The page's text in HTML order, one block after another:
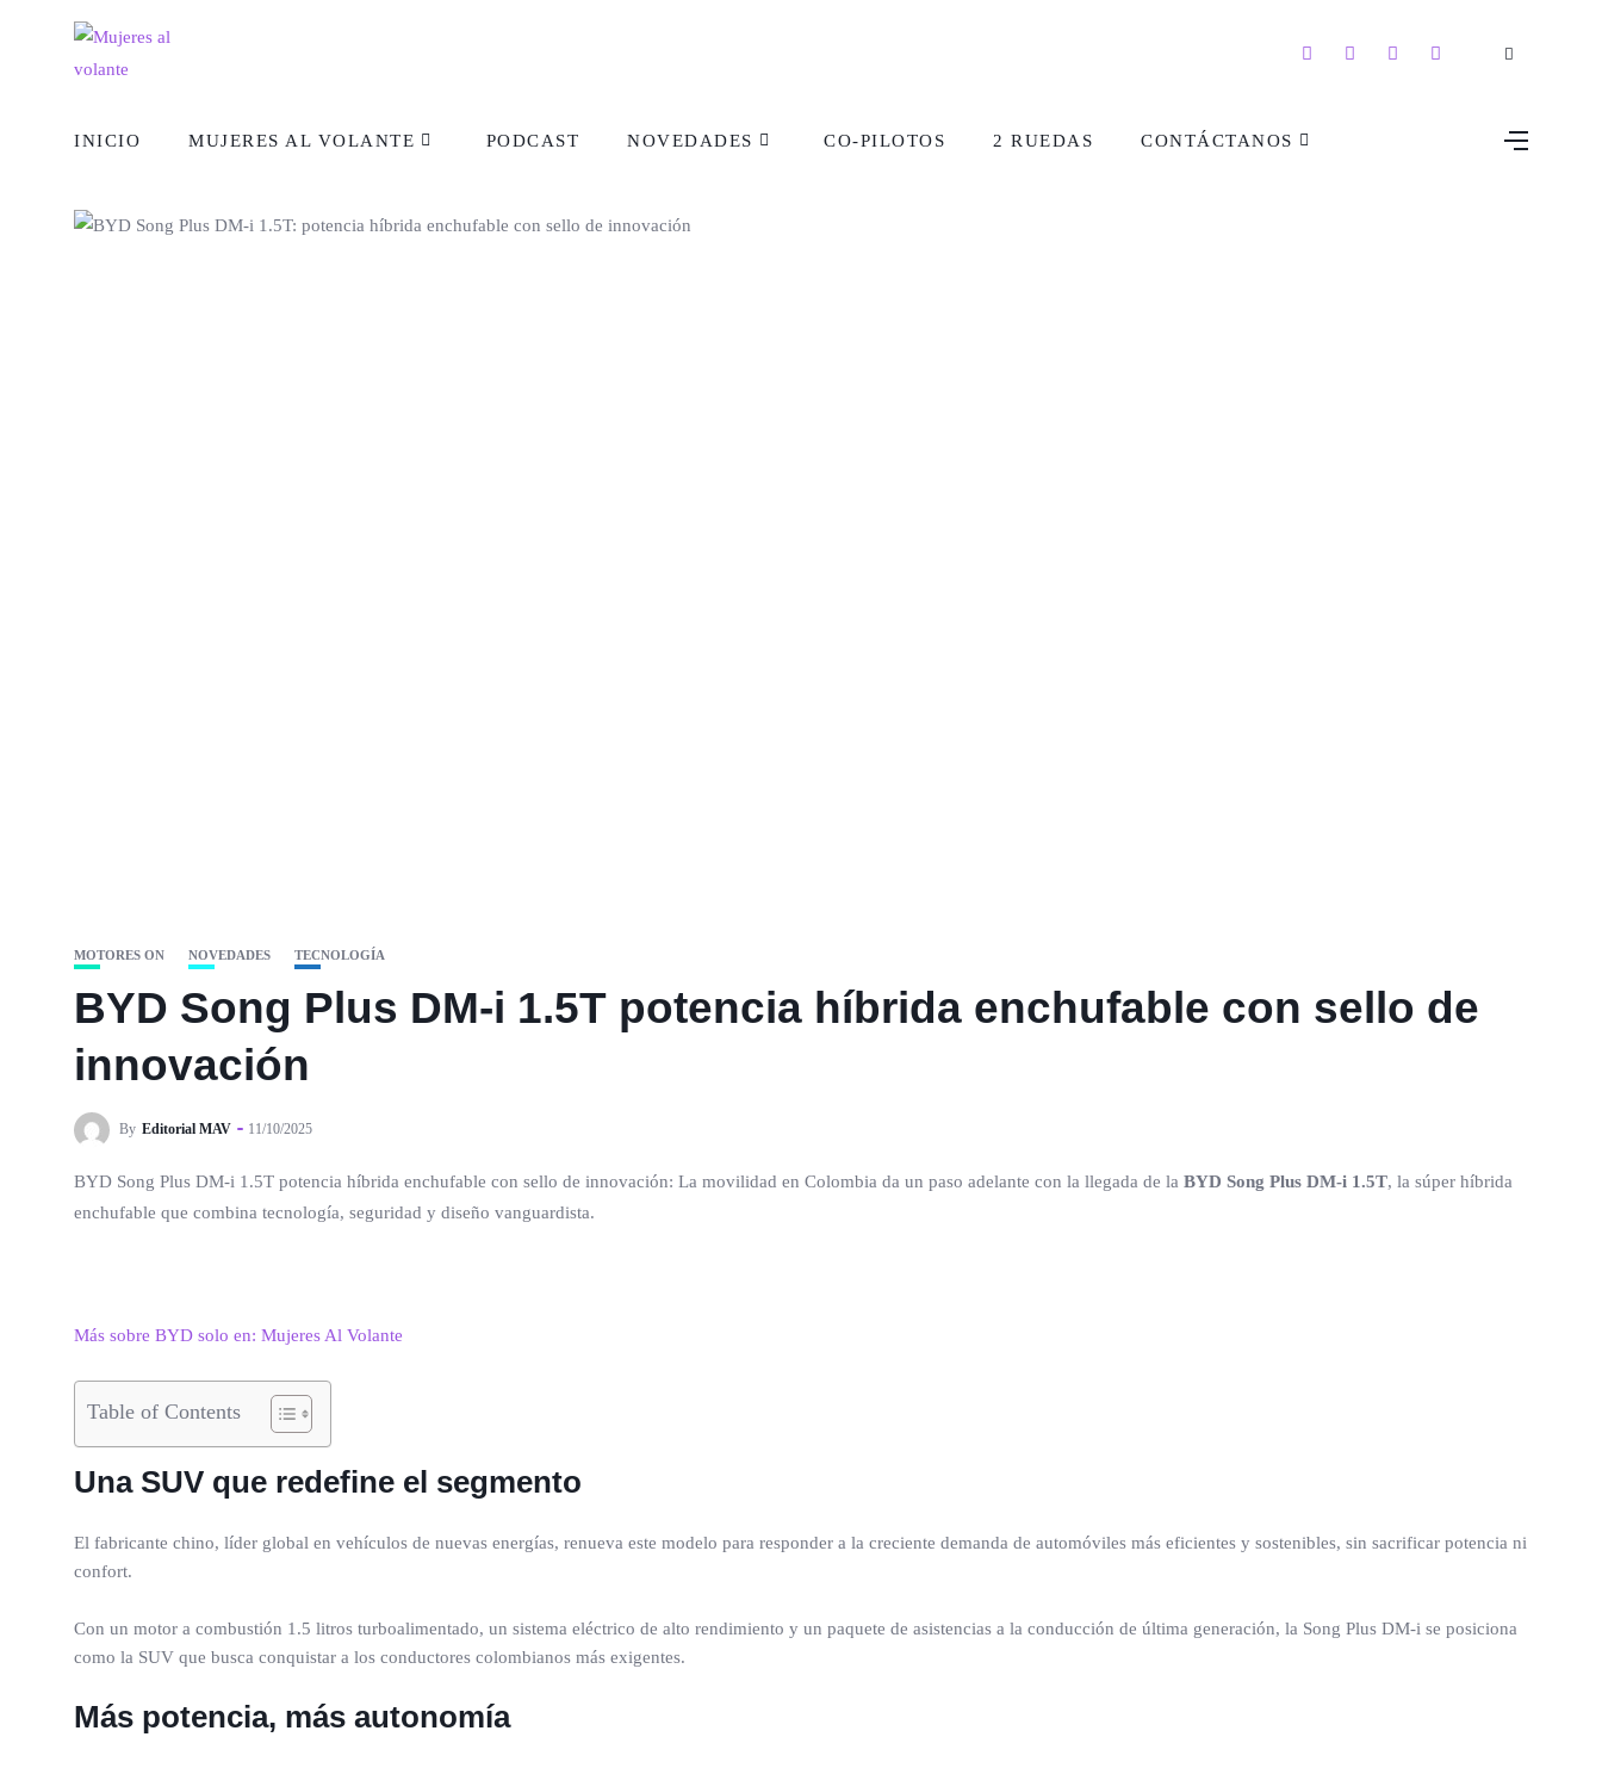
INICIO MUJERES AL VOLANTE PODCAST NOVEDADES CO-PILOTOS 2 RUEDAS CONTÁCTANOS
MOTORES ON NOVEDADES TECNOLOGÍA
BYD Song Plus DM-i 1.5T potencia híbrida enchufable con sello de
innovación
By Editorial MAV 11/10/2025
BYD Song Plus DM-i 1.5T potencia híbrida enchufable con sello de innovación: La movilidad en Colombia da un paso adelante con la llegada de la BYD Song Plus DM-i 1.5T, la súper híbrida
enchufable que combina tecnología, seguridad y diseño vanguardista.
Más sobre BYD solo en: Mujeres Al Volante
Table of Contents
Una SUV que redefine el segmento
El fabricante chino, líder global en vehículos de nuevas energías, renueva este modelo para responder a la creciente demanda de automóviles más eficientes y sostenibles, sin sacrificar potencia ni
confort.
Con un motor a combustión 1.5 litros turboalimentado, un sistema eléctrico de alto rendimiento y un paquete de asistencias a la conducción de última generación, la Song Plus DM-i se posiciona
como la SUV que busca conquistar a los conductores colombianos más exigentes.
Más potencia, más autonomía